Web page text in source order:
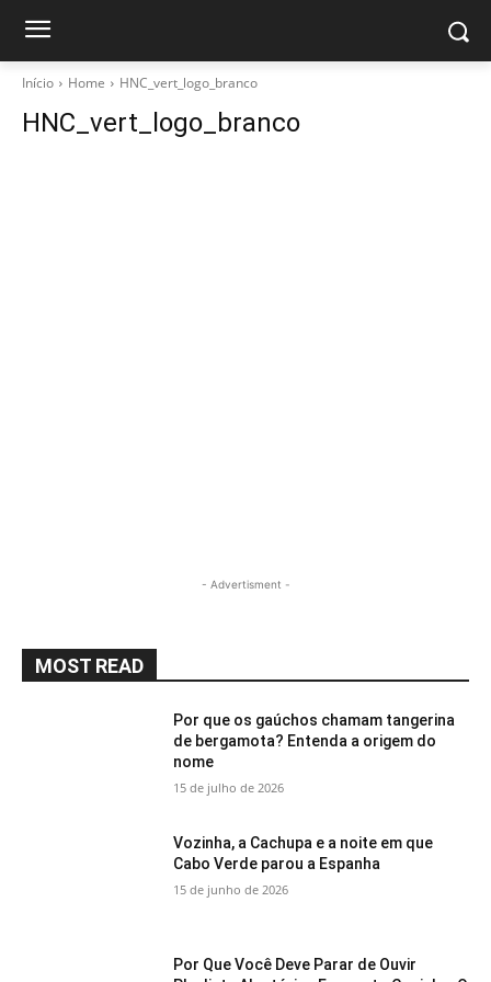
Início Home HNC_vert_logo_branco
HNC_vert_logo_branco
- Advertisment -
MOST READ
Por que os gaúchos chamam tangerina
de bergamota? Entenda a origem do
nome
15 de julho de 2026
Vozinha, a Cachupa e a noite em que
Cabo Verde parou a Espanha
15 de junho de 2026
Por Que Você Deve Parar de Ouvir